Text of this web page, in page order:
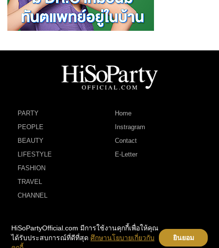
PARTY
PEOPLE
BEAUTY
LIFESTYLE
FASHION
TRAVEL
CHANNEL
Home
Instragram
Contact
E-Letter
HiSoPartyOfficial.com มีการใช้งานคุกกี้เพื่อให้คุณ
ได้รับประสบการณ์ที่ดีที่สุด ศึกษานโยบายเกี่ยวกับ
ยินยอม